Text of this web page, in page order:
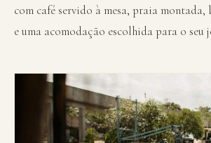
com café servido à mesa, praia
e uma acomodação escolhida para o seu